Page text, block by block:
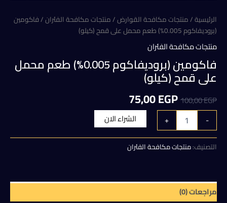
الرئيسية/منتجات مكافحة القوارض/منتجات مكافحة الفئران/ فاكومين
(بروديفاكوم 0.005%) طعم محمل على قمح (كيلو)
منتجات مكافحة الفئران
فاكومين (بروديفاكوم 0.005%) طعم محمل
على قمح (كيلو)
100,00EGP
السعر
الأصلي
هو:
100,00 EGP.
75,00EGP
الحالي
هو:
75,00 EGP.
-
كمية
فاكومين
(بروديفاكوم
0.005%)
قمح
(كيلو)
+ الشراء الان
التصنيف:منتجات مكافحة الفئران
مراجعات (0)